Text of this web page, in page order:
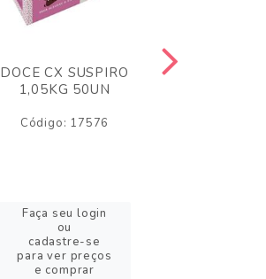
DOCE CX SUSPIRO
1,05KG 50UN
Código: 17576
Faça seu login
ou
cadastre-se
para ver preços
e comprar